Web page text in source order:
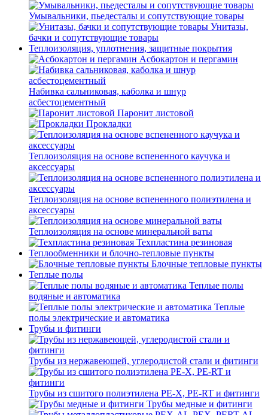
Умывальники, пьедесталы и сопутствующие товары
Унитазы,
бачки и сопутствующие товары
Теплоизоляция, уплотнения, защитные покрытия
Асбокартон и пергамин
Набивка сальниковая, каболка и шнур
асбестоцементный
Паронит листовой
Прокладки
Теплоизоляция на основе вспененного каучука и
аксессуары
Теплоизоляция на основе вспененного полиэтилена и
аксессуары
Теплоизоляция на основе минеральной ваты
Техпластина резиновая
Теплообменники и блочно-тепловые пункты
Блочные тепловые пункты
Теплые полы
Теплые полы
водяные и автоматика
Теплые
полы электрические и автоматика
Трубы и фитинги
Трубы из нержавеющей, углеродистой стали и фитинги
Трубы из сшитого полиэтилена PE-X, PE-RT и фитинги
Трубы медные и фитинги